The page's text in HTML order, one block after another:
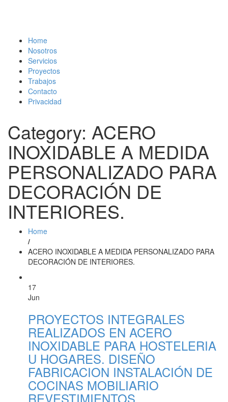
Home
Nosotros
Servicios
Proyectos
Trabajos
Contacto
Privacidad
Category: ACERO
INOXIDABLE A MEDIDA
PERSONALIZADO PARA
DECORACIÓN DE
INTERIORES.
Home
/
ACERO INOXIDABLE A MEDIDA PERSONALIZADO PARA
DECORACIÓN DE INTERIORES.
17
Jun
PROYECTOS INTEGRALES
REALIZADOS EN ACERO
INOXIDABLE PARA HOSTELERIA
U HOGARES. DISEÑO
FABRICACION INSTALACIÓN DE
COCINAS MOBILIARIO
REVESTIMIENTOS